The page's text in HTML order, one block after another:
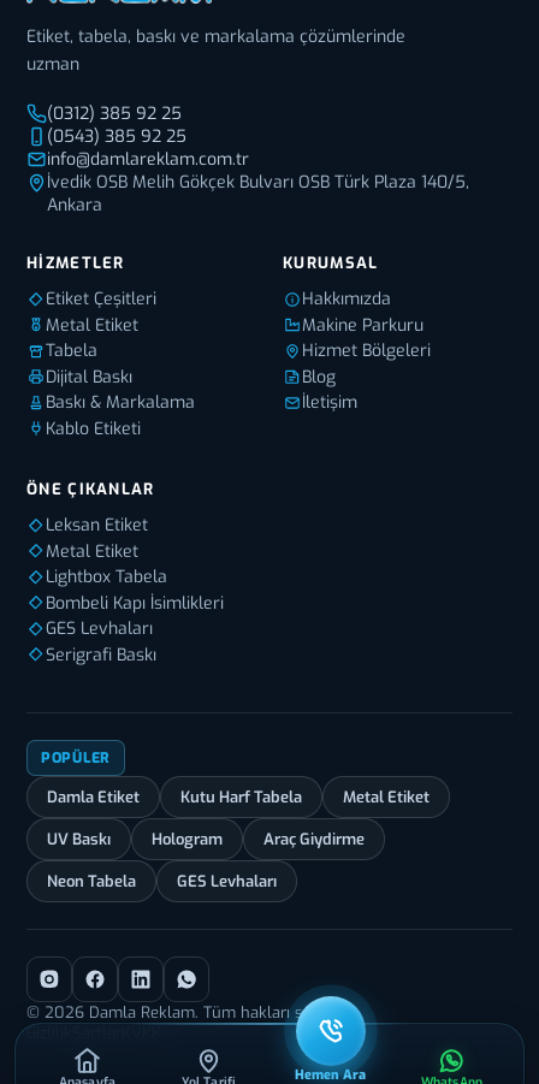
Etiket, tabela, baskı ve markalama çözümlerinde
uzman
(0312) 385 92 25
(0543) 385 92 25
info@damlareklam.com.tr
İvedik OSB Melih Gökçek Bulvarı OSB Türk Plaza 140/5,
Ankara
HIZMETLER
Etiket Çeşitleri
Metal Etiket
Tabela
Dijital Baskı
Baskı & Markalama
Kablo Etiketi
KURUMSAL
Hakkımızda
Makine Parkuru
Hizmet Bölgeleri
Blog
İletişim
ÖNE ÇIKANLAR
Leksan Etiket
Metal Etiket
Lightbox Tabela
Bombeli Kapı İsimlikleri
GES Levhaları
Serigrafi Baskı
POPÜLER
Damla Etiket Kutu Harf Tabela Metal Etiket
UV Baskı Hologram Araç Giydirme
Neon Tabela GES Levhaları
© 2026 Damla Reklam. Tüm hakları saklıdır.
Gizlilik
Hemen Ara